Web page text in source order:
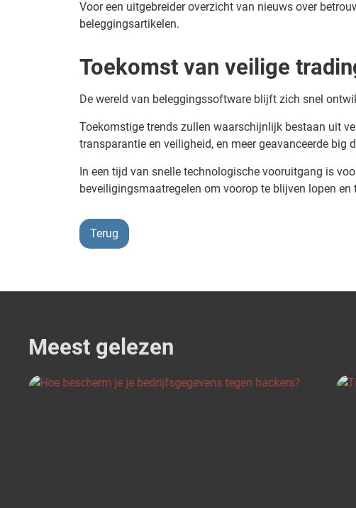
Voor een uitgebreider overzicht van nieuws over
beleggingsartikelen.
Toekomst van veilige
De wereld van beleggingssoftware blijft zich snel
Toekomstige trends zullen waarschijnlijk bestaan uit
transparantie en veiligheid, en meer geavanceerde big
In een tijd van snelle technologische vooruitgang is
beveiligingsmaatregelen om voorop te blijven lopen
Terug
Meest gelezen